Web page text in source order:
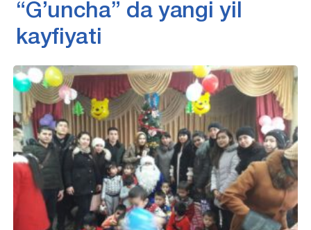
“G’uncha” da yangi yil
kayfiyati